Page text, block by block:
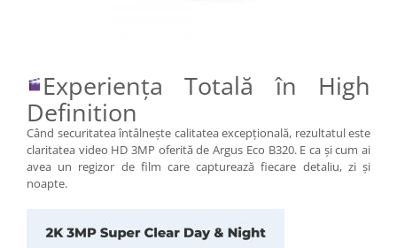
Experiența Totală în High
Definition
Când securitatea întâlnește calitatea excepțională, rezultatul este
claritatea video HD 3MP oferită de Argus Eco B320. E ca și cum ai
avea un regizor de film care capturează fiecare detaliu, zi și
noapte.